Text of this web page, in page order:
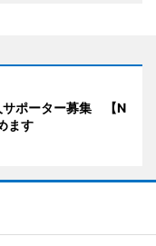
サポーター募集 【N
ます